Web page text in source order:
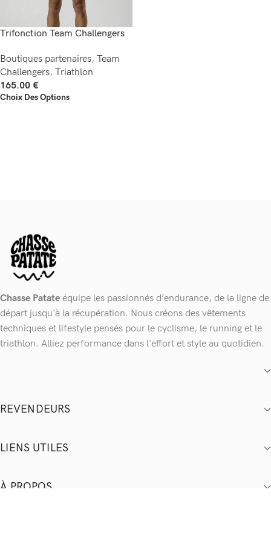
Trifonction Team Challengers
Boutiques partenaires, Team
Challengers, Triathlon
165.00 €
Choix Des Options
Chasse Patate équipe les passionnés d’endurance, de la ligne de
départ jusqu'à la récupération. Nous créons des vêtements
techniques et lifestyle pensés pour le cyclisme, le running et le
triathlon. Alliez performance dans l'effort et style au quotidien.
REVENDEURS
LIENS UTILES
À PROPOS